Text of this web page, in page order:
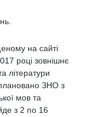
на сайті
році зовнішнє
літератури
ЗНО з
мов та
з 2 по 16